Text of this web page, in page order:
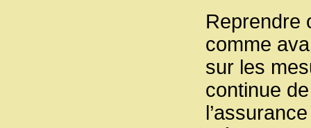
Reprendre
comme
sur les
continue